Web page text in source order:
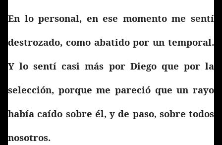
En lo personal, en ese momento me sentí
destrozado, como abatido por un temporal.
Y lo sentí casi más por Diego que por la
selección, porque me pareció que un rayo
había caído sobre él, y de paso, sobre todos
nosotros.